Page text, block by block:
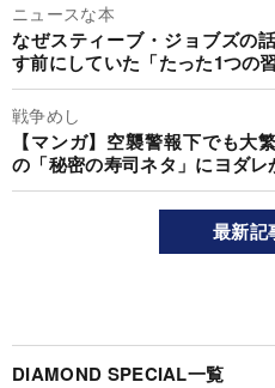
ニュースな本
なぜスティーブ・ジョブズの
す前にしていた「たった1つの習
戦争めし
【マンガ】空襲警報下でも大
の「秘密の寿司ネタ」にヨダレ
最新記
DIAMOND SPECIAL一覧